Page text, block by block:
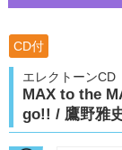
CD付
エレクトーンCD
MAX to the
go!! / 鷹野雅